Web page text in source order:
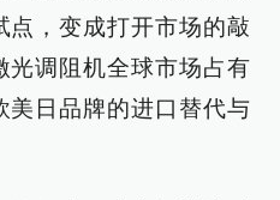
点，变成打开市场的敲
光调阻机全球市场占有
美日品牌的进口替代与